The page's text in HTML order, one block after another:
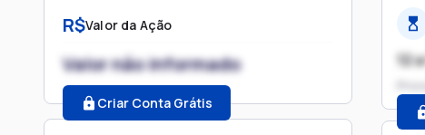
R$Valor da Ação
Valor não informado
Criar Conta Grátis
12